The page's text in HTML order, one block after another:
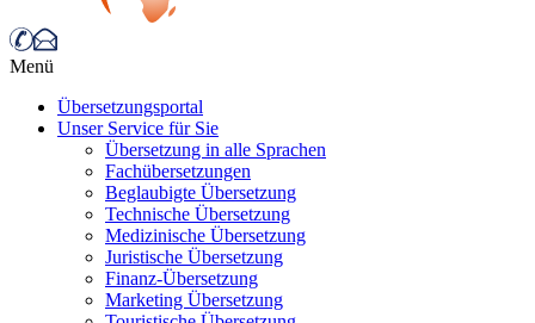
Menü
Übersetzungsportal
Unser Service für Sie
Übersetzung in alle Sprachen
Fachübersetzungen
Beglaubigte Übersetzung
Technische Übersetzung
Medizinische Übersetzung
Juristische Übersetzung
Finanz-Übersetzung
Marketing Übersetzung